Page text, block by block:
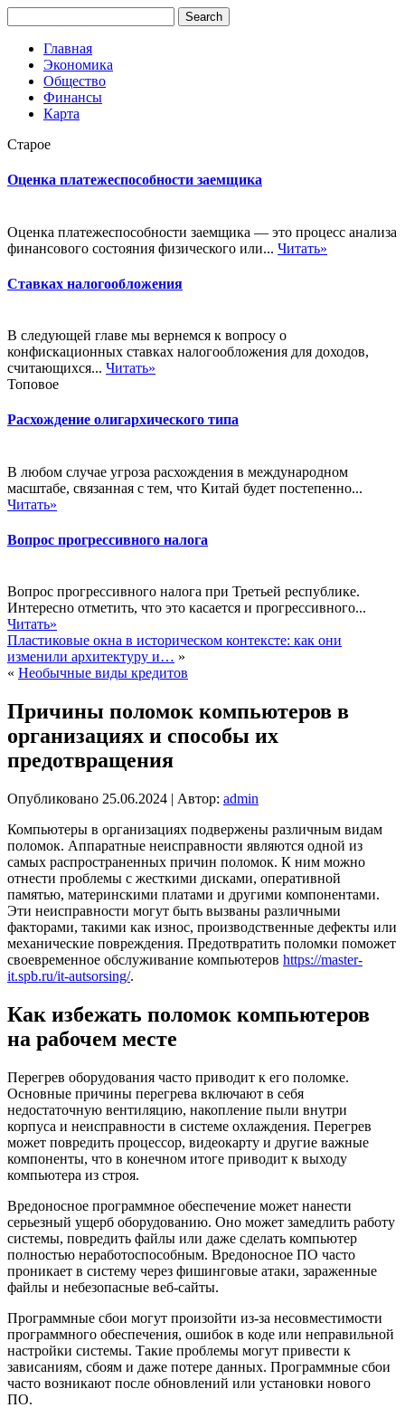
Главная
Экономика
Общество
Финансы
Карта
Старое
Оценка платежеспособности заемщика
Оценка платежеспособности заемщика — это процесс анализа
финансового состояния физического или... Читать»
Ставках налогообложения
В следующей главе мы вернемся к вопросу о
конфискационных ставках налогообложения для доходов,
считающихся... Читать»
Топовое
Расхождение олигархического типа
В любом случае угроза расхождения в международном
масштабе, связанная с тем, что Китай будет постепенно...
Читать»
Вопрос прогрессивного налога
Вопрос прогрессивного налога при Третьей республике.
Интересно отметить, что это касается и прогрессивного...
Читать»
Пластиковые окна в историческом контексте: как они
изменили архитектуру и… »
« Необычные виды кредитов
Причины поломок компьютеров в
организациях и способы их
предотвращения
Опубликовано 25.06.2024 | Автор: admin
Компьютеры в организациях подвержены различным видам
поломок. Аппаратные неисправности являются одной из
самых распространенных причин поломок. К ним можно
отнести проблемы с жесткими дисками, оперативной
памятью, материнскими платами и другими компонентами.
Эти неисправности могут быть вызваны различными
факторами, такими как износ, производственные дефекты или
механические повреждения. Предотвратить поломки поможет
своевременное обслуживание компьютеров https://master-
it.spb.ru/it-autsorsing/.
Как избежать поломок компьютеров
на рабочем месте
Перегрев оборудования часто приводит к его поломке.
Основные причины перегрева включают в себя
недостаточную вентиляцию, накопление пыли внутри
корпуса и неисправности в системе охлаждения. Перегрев
может повредить процессор, видеокарту и другие важные
компоненты, что в конечном итоге приводит к выходу
компьютера из строя.
Вредоносное программное обеспечение может нанести
серьезный ущерб оборудованию. Оно может замедлить работу
системы, повредить файлы или даже сделать компьютер
полностью неработоспособным. Вредоносное ПО часто
проникает в систему через фишинговые атаки, зараженные
файлы и небезопасные веб-сайты.
Программные сбои могут произойти из-за несовместимости
программного обеспечения, ошибок в коде или неправильной
настройки системы. Такие проблемы могут привести к
зависаниям, сбоям и даже потере данных. Программные сбои
часто возникают после обновлений или установки нового
ПО.